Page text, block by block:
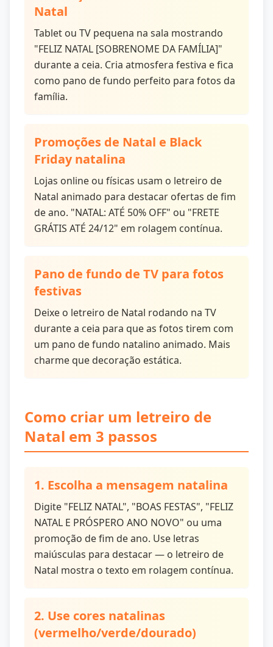
Natal
Tablet ou TV pequena na sala mostrando
"FELIZ NATAL [SOBRENOME DA FAMÍLIA]"
durante a ceia. Cria atmosfera festiva e fica
como pano de fundo perfeito para fotos da
família.
Promoções de Natal e Black
Friday natalina
Lojas online ou físicas usam o letreiro de
Natal animado para destacar ofertas de fim
de ano. "NATAL: ATÉ 50% OFF" ou "FRETE
GRÁTIS ATÉ 24/12" em rolagem contínua.
Pano de fundo de TV para fotos
festivas
Deixe o letreiro de Natal rodando na TV
durante a ceia para que as fotos tirem com
um pano de fundo natalino animado. Mais
charme que decoração estática.
Como criar um letreiro de
Natal em 3 passos
1. Escolha a mensagem natalina
Digite "FELIZ NATAL", "BOAS FESTAS", "FELIZ
NATAL E PRÓSPERO ANO NOVO" ou uma
promoção de fim de ano. Use letras
maiúsculas para destacar — o letreiro de
Natal mostra o texto em rolagem contínua.
2. Use cores natalinas
(vermelho/verde/dourado)